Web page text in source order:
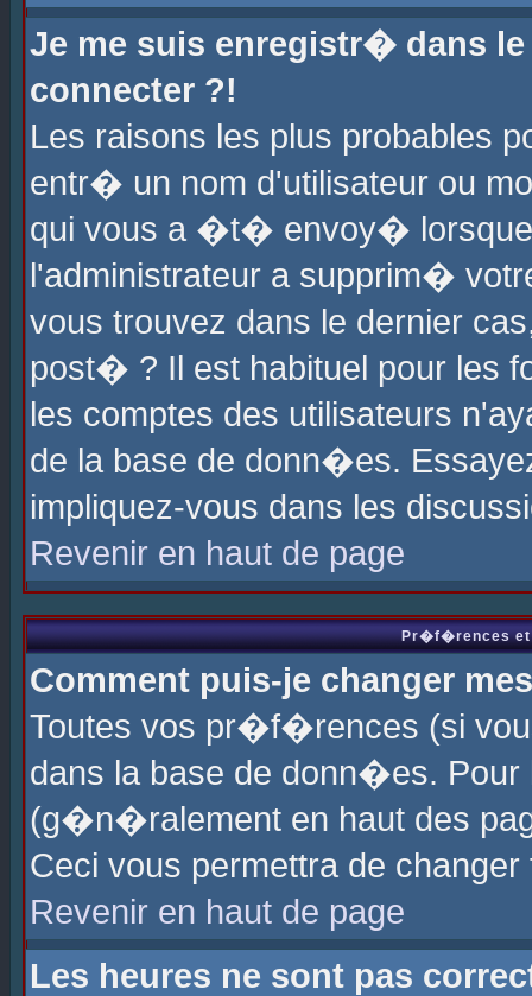
Je me suis enregistr� dans
connecter ?!
Les raisons les plus probables
entr� un nom d'utilisateur ou
qui vous a �t� envoy�
l'administrateur a supprim�
vous trouvez dans le dernier
post� ? Il est habituel pour les
les comptes des utilisateurs
de la base de donn�es.
impliquez-vous dans les
Revenir en haut de page
Pr�f�rences et
Comment puis-je changer
Toutes vos pr�f�rences (si
dans la base de donn�es.
(g�n�ralement en haut des
Ceci vous permettra de
Revenir en haut de page
Les heures ne sont pas